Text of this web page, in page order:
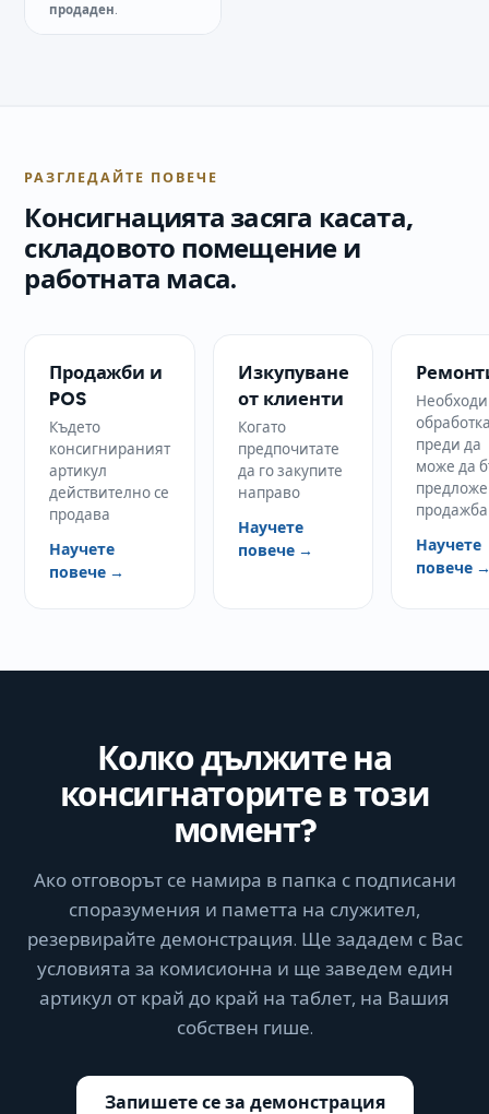
продаден.
РАЗГЛЕДАЙТЕ ПОВЕЧЕ
Консигнацията засяга касата,
складовото помещение и
работната маса.
Продажби и
POS
Където
консигнираният
артикул
действително се
продава
Научете
повече →
Изкупуване
от клиенти
Когато
предпочитате
да го закупите
направо
Научете
повече →
преди да
може да
продажба
Научете
повече
Колко дължите на
консигнаторите в този
момент?
Ако отговорът се намира в папка с подписани
споразумения и паметта на служител,
резервирайте демонстрация. Ще зададем с Вас
условията за комисионна и ще заведем един
артикул от край до край на таблет, на Вашия
собствен гише.
Запишете се за демонстрация